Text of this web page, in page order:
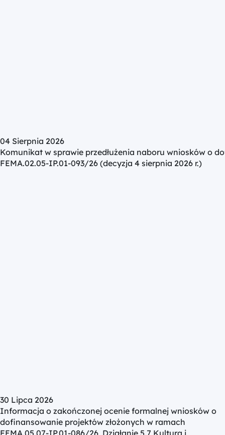
04 Sierpnia 2026
Komunikat w sprawie przedłużenia naboru wniosków o
FEMA.02.05-IP.01-093/26 (decyzja 4 sierpnia 2026 r.)
30 Lipca 2026
Informacja o zakończonej ocenie formalnej wniosków o
dofinansowanie projektów złożonych w ramach
FEMA.05.07-IP.01-086/26, Działanie 5.7 Kultura i